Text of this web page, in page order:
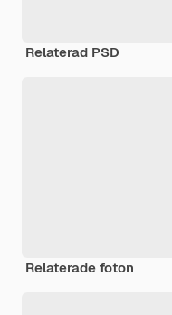
Relaterad PSD
Relaterade foton